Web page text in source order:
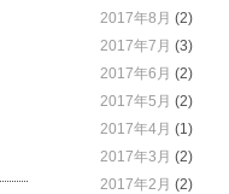
2017年8月 (2)
2017年7月 (3)
2017年6月 (2)
2017年5月 (2)
2017年4月 (1)
2017年3月 (2)
2017年2月 (2)